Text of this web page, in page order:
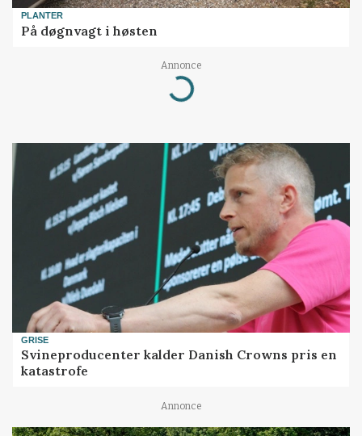
PLANTER
På døgnvagt i høsten
Annonce
Loading...
GRISE
Svineproducenter kalder Danish Crowns pris en
katastrofe
Annonce